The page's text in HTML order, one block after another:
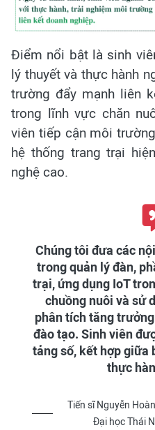
Điểm nổi bật là sinh
lý thuyết và thực hành
trường đẩy mạnh liên
trong lĩnh vực chăn
viên tiếp cận môi
hệ thống trang trại
nghệ cao.
Chúng tôi đưa các
trong quản lý đàn,
trại, ứng dụng IoT
chuồng nuôi và sử
phân tích tăng
đào tạo. Sinh viên
tảng số, kết hợp giữa
thực
Tiến sĩ Nguyễn
Đại học Thái